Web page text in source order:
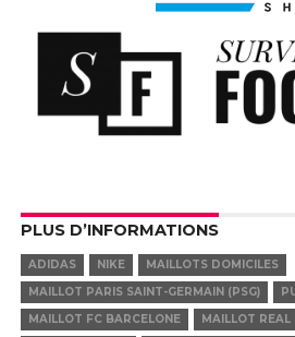
PLUS D’INFORMATIONS
ADIDAS NIKE
MAILLOTS DOMICILES
MAILLOT PARIS SAINT-GERMAIN (PSG)
MAILLOT FC BARCELONE
MAILLOT REAL